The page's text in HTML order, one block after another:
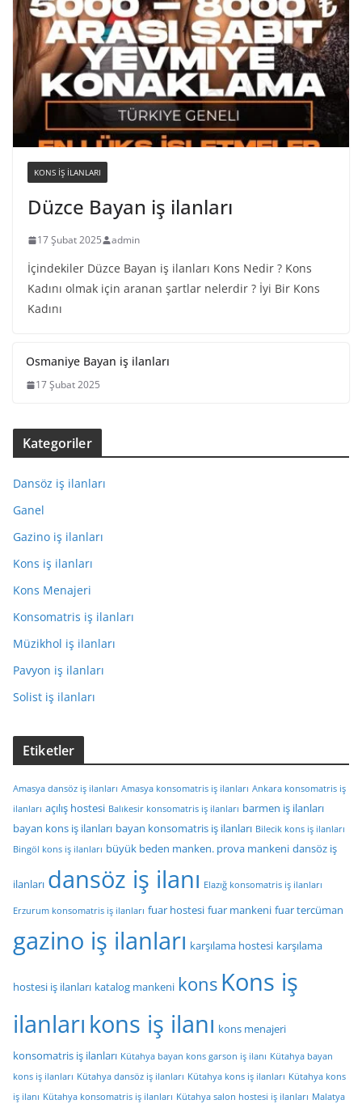
KONS IŞ ILANLARI
Düzce Bayan iş ilanları
17 Şubat 2025 admin
İçindekiler Düzce Bayan iş ilanları Kons Nedir ? Kons
Kadını olmak için aranan şartlar nelerdir ? İyi Bir Kons
Kadını
Osmaniye Bayan iş ilanları
17 Şubat 2025
Kategoriler
Dansöz iş ilanları
Ganel
Gazino iş ilanları
Kons iş ilanları
Kons Menajeri
Konsomatris iş ilanları
Müzikhol iş ilanları
Pavyon iş ilanları
Solist iş ilanları
Etiketler
Amasya dansöz iş ilanları Amasya konsomatris iş ilanları Ankara konsomatris iş
ilanları açılış hostesi Balıkesir konsomatris iş ilanları barmen iş ilanları
bayan kons iş ilanları bayan konsomatris iş ilanları Bilecik kons iş ilanları
Bingöl kons iş ilanları büyük beden manken. prova mankeni dansöz iş
ilanları dansöz iş ilanı Elazığ konsomatris iş ilanları
Erzurum konsomatris iş ilanları fuar hostesi fuar mankeni fuar tercüman
gazino iş ilanları karşılama hostesi karşılama
hostesi iş ilanları katalog mankeni kons Kons iş
ilanları kons iş ilanı kons menajeri
konsomatris iş ilanları Kütahya bayan kons garson iş ilanı Kütahya bayan
kons iş ilanları Kütahya dansöz iş ilanları Kütahya kons iş ilanları Kütahya kons
iş ilanı Kütahya konsomatris iş ilanları Kütahya salon hostesi iş ilanları Malatya